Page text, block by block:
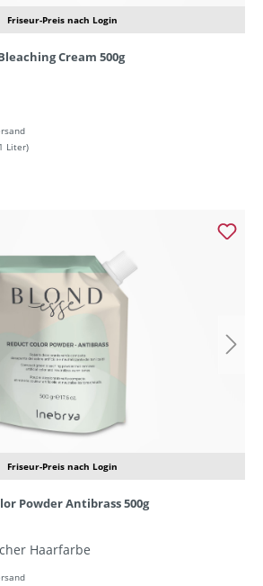
Friseur-Preis nach Login
Cream 500g
Liter)
Friseur-Preis nach Login
Powder Antibrass 500g
Haarfarbe